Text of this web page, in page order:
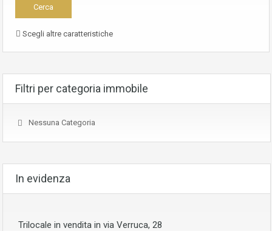
Scegli altre caratteristiche
Filtri per categoria immobile
Nessuna Categoria
In evidenza
Trilocale in vendita in via Verruca, 28